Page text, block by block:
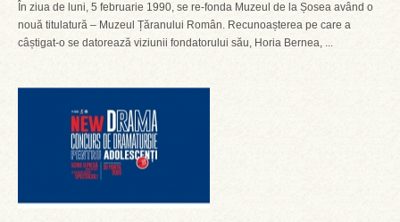
În ziua de luni, 5 februarie 1990, se re-fonda Muzeul de la Șosea având o
nouă titulatură – Muzeul Țăranului Român. Recunoașterea pe care a
câștigat-o se datorează viziunii fondatorului său, Horia Bernea, ...